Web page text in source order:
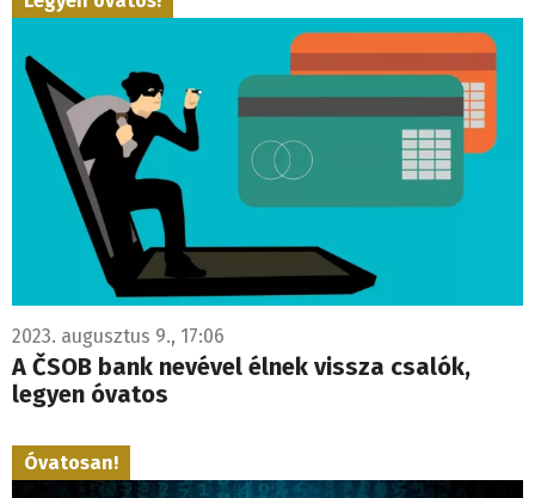
2023. augusztus 9., 17:06
A ČSOB bank nevével élnek vissza csalók,
legyen óvatos
Óvatosan!